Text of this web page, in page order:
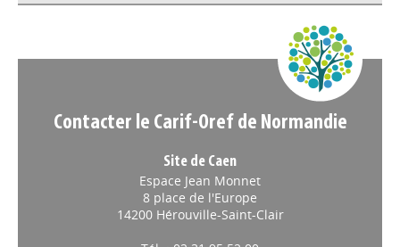
Contacter le Carif-Oref de Normandie
Site de Caen
Espace Jean Monnet
8 place de l'Europe
14200 Hérouville-Saint-Clair